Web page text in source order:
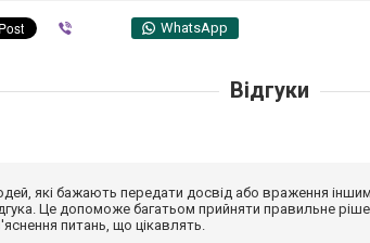
WhatsApp
Відгуки
які бажають передати досвід або враження
Це допоможе багатьом прийняти правильне
питань, що цікавлять.